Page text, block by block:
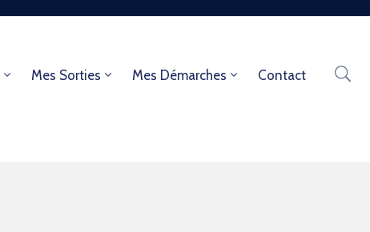
Mes Sorties Mes Démarches Contact